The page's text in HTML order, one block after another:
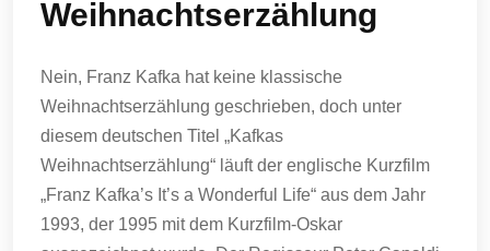
Weihnachtserzählung
Nein, Franz Kafka hat keine klassische
Weihnachtserzählung geschrieben, doch unter
diesem deutschen Titel „Kafkas
Weihnachtserzählung“ läuft der englische Kurzfilm
„Franz Kafka’s It’s a Wonderful Life“ aus dem Jahr
1993, der 1995 mit dem Kurzfilm-Oskar